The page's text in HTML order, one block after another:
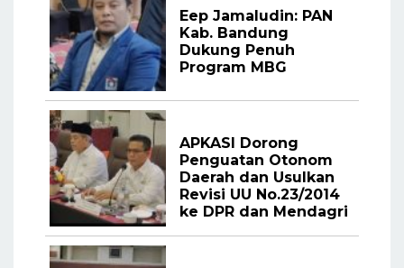
Eep Jamaludin: PAN
Kab. Bandung
Dukung Penuh
Program MBG
APKASI Dorong
Penguatan Otonom
Daerah dan Usulkan
Revisi UU No.23/2014
ke DPR dan Mendagri